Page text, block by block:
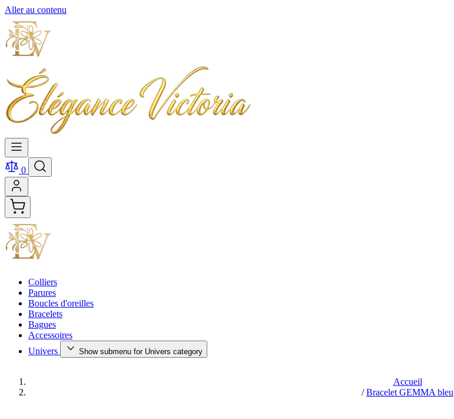
Aller au contenu
0
Colliers
Parures
Boucles d'oreilles
Bracelets
Bagues
Accessoires
Univers
Show submenu for Univers category
Accueil
/ Bracelet GEMMA bleu